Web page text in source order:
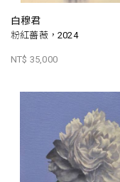
白穆君
粉紅薔薇，2024
NT$ 35,000